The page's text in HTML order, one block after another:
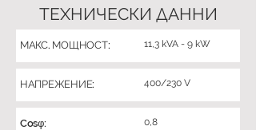
ТЕХНИЧЕСКИ ДАННИ
МАКС. МОЩНОСТ: 11,3 kVA - 9 kW
НАПРЕЖЕНИЕ: 400/230 V
Cosφ: 0,8